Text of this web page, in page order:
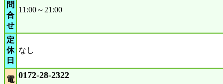
問
合
せ
11:00～21:00
定
休
日
なし
電 0172-28-2322